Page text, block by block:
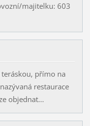
majitelku: 603
přímo na
restaurace
objednat...